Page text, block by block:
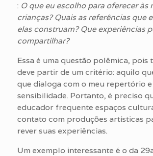
: O que eu escolho para ofereceràs
crianças? Quais as referências que
elas construam? Que experiências
compartilhar?
Essa é uma questão polêmica, pois
deve partir de um critério: aquilo
que dialoga com o meu repertório
sensibilidade. Portanto, é preciso
educador frequente espaços
contato com produções artísticas
rever suas experiências.
Um exemplo interessante é o da